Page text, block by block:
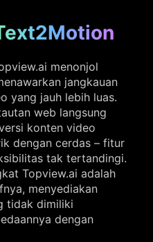
menonjol
jangkauan
yang jauh lebih luas.
web langsung
konten video
dengan cerdas – fitur
tak tertandingi.
Topview.ai adalah
menyediakan
tidak dimiliki
dengan